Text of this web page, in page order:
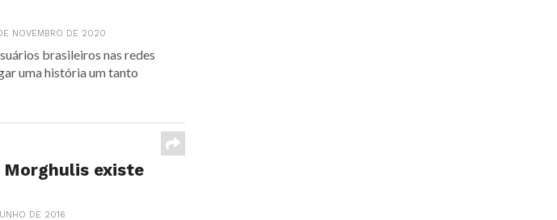
NOVEMBRO DE 2020
brasileiros nas redes
uma história um tanto
Morghulis existe
DE 2016